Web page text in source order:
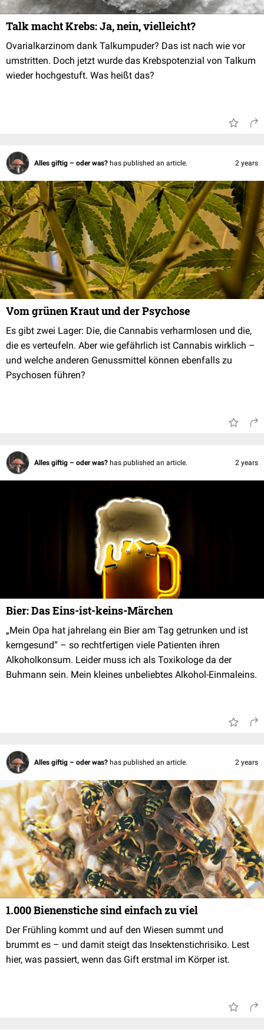
Talk macht Krebs: Ja, nein, vielleicht?
Ovarialkarzinom dank Talkumpuder? Das ist nach wie vor
umstritten. Doch jetzt wurde das Krebspotenzial von Talkum
wieder hochgestuft. Was heißt das?
Alles giftig – oder was? has published an article. 2 years
Vom grünen Kraut und der Psychose
Es gibt zwei Lager: Die, die Cannabis verharmlosen und die,
die es verteufeln. Aber wie gefährlich ist Cannabis wirklich –
und welche anderen Genussmittel können ebenfalls zu
Psychosen führen?
Alles giftig – oder was? has published an article. 2 years
Bier: Das Eins-ist-keins-Märchen
„Mein Opa hat jahrelang ein Bier am Tag getrunken und ist
kerngesund“ – so rechtfertigen viele Patienten ihren
Alkoholkonsum. Leider muss ich als Toxikologe da der
Buhmann sein. Mein kleines unbeliebtes Alkohol-Einmaleins.
Alles giftig – oder was? has published an article. 2 years
1.000 Bienenstiche sind einfach zu viel
Der Frühling kommt und auf den Wiesen summt und
brummt es – und damit steigt das Insektenstichrisiko. Lest
hier, was passiert, wenn das Gift erstmal im Körper ist.